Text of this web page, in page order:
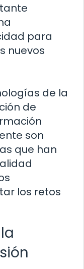
para
nuevos
de la
de
son
que han
los retos